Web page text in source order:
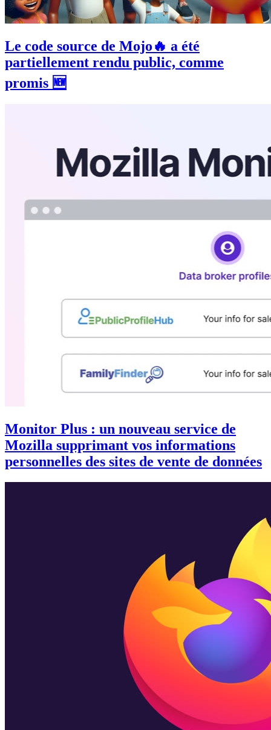
Le code source de Mojo🔥 a été
partiellement rendu public, comme
promis 🆕
Monitor Plus : un nouveau service de
Mozilla supprimant vos informations
personnelles des sites de vente de données